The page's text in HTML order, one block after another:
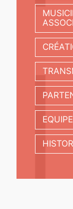
EQUIPE